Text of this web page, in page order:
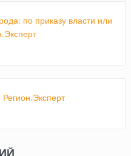
по приказу власти или